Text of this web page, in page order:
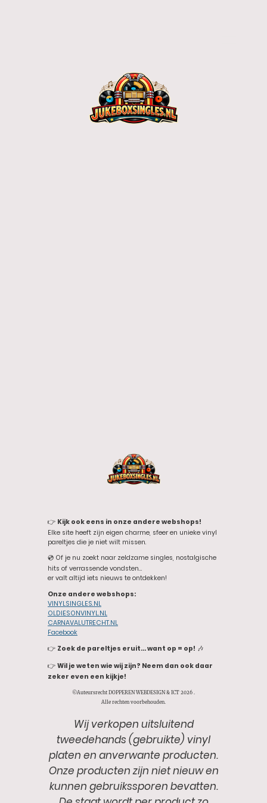
👉 Kijk ook eens in onze andere webshops!
Elke site heeft zijn eigen charme, sfeer en unieke vinyl
pareltjes die je niet wilt missen.
💿 Of je nu zoekt naar zeldzame singles, nostalgische
hits of verrassende vondsten…
er valt altijd iets nieuws te ontdekken!
Onze andere webshops:
VINYLSINGLES.NL
OLDIESONVINYL.NL
CARNAVALUTRECHT.NL
Facebook
👉 Zoek de pareltjes eruit… want op = op! 🎶
👉 Wil je weten wie wij zijn? Neem dan ook daar
zeker even een kijkje!
©Auteursrecht DOPPEREN WEBDESIGN & ICT 2026 .
Alle rechten voorbehouden.
Wij verkopen uitsluitend
tweedehands (gebruikte) vinyl
platen en anverwante producten.
Onze producten zijn niet nieuw en
kunnen gebruikssporen bevatten.